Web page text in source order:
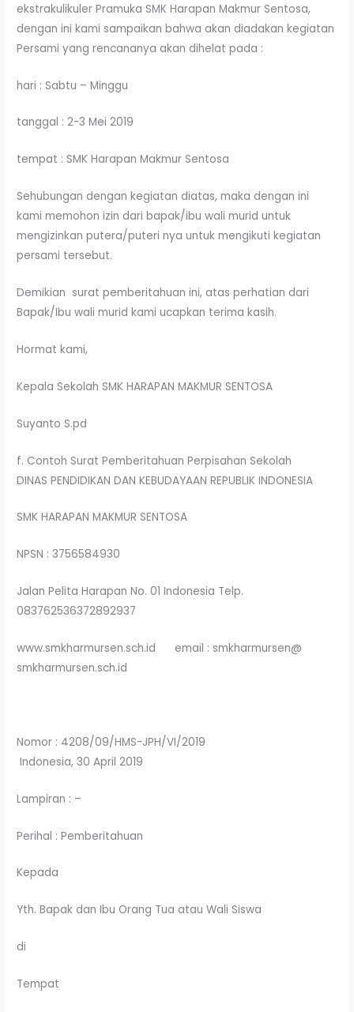
ekstrakulikuler Pramuka SMK Harapan Makmur Sentosa,
dengan ini kami sampaikan bahwa akan diadakan kegiatan
Persami yang rencananya akan dihelat pada :
hari : Sabtu – Minggu
tanggal : 2-3 Mei 2019
tempat : SMK Harapan Makmur Sentosa
Sehubungan dengan kegiatan diatas, maka dengan ini
kami memohon izin dari bapak/ibu wali murid untuk
mengizinkan putera/puteri nya untuk mengikuti kegiatan
persami tersebut.
Demikian surat pemberitahuan ini, atas perhatian dari
Bapak/Ibu wali murid kami ucapkan terima kasih.
Hormat kami,
Kepala Sekolah SMK HARAPAN MAKMUR SENTOSA
Suyanto S.pd
f. Contoh Surat Pemberitahuan Perpisahan Sekolah
DINAS PENDIDIKAN DAN KEBUDAYAAN REPUBLIK INDONESIA
SMK HARAPAN MAKMUR SENTOSA
NPSN : 3756584930
Jalan Pelita Harapan No. 01 Indonesia Telp.
083762536372892937
www.smkharmursen.sch.id email : smkharmursen@
smkharmursen.sch.id
Nomor : 4208/09/HMS-JPH/VI/2019
Indonesia, 30 April 2019
Lampiran : –
Perihal : Pemberitahuan
Kepada
Yth. Bapak dan Ibu Orang Tua atau Wali Siswa
di
Tempat